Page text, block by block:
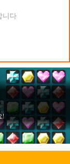
니다